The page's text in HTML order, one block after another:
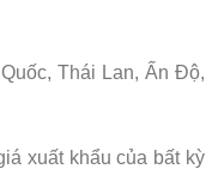
Thái Lan, Ấn Độ,
xuất khẩu của bất kỳ